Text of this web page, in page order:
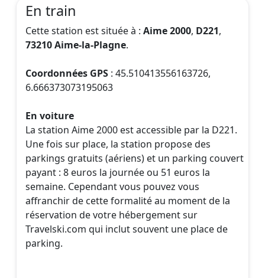
En train
Cette station est située à : Aime 2000, D221,
73210 Aime-la-Plagne.
Coordonnées GPS : 45.510413556163726,
6.666373073195063
En voiture
La station Aime 2000 est accessible par la D221.
Une fois sur place, la station propose des
parkings gratuits (aériens) et un parking couvert
payant : 8 euros la journée ou 51 euros la
semaine. Cependant vous pouvez vous
affranchir de cette formalité au moment de la
réservation de votre hébergement sur
Travelski.com qui inclut souvent une place de
parking.